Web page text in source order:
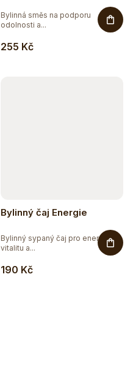
255 Kč
Bylinná směs na podporu
odolnosti a...
Bylinný čaj Energie
190 Kč
Bylinný sypaný čaj pro energii,
vitalitu a...